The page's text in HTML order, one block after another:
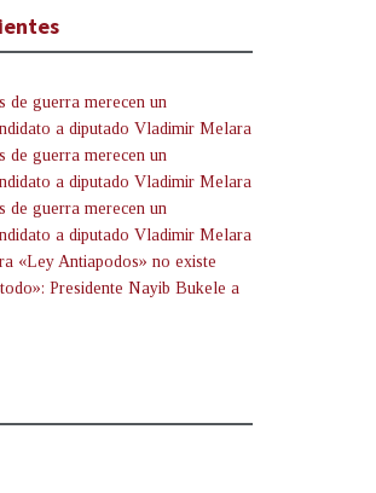
de guerra merecen un
a diputado Vladimir Melara
de guerra merecen un
a diputado Vladimir Melara
de guerra merecen un
a diputado Vladimir Melara
«Ley Antiapodos» no existe
Presidente Nayib Bukele a